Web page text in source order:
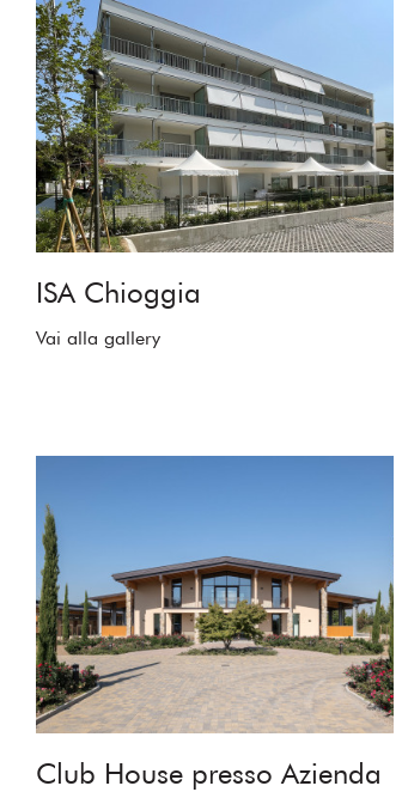
ISA Chioggia
Vai alla gallery
Club House presso Azienda